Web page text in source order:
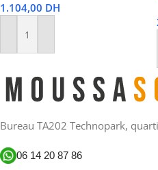
1.104,00 DH
Ajouter Au Panier
Bureau TA202 Technopark,
06 14 20 87 86